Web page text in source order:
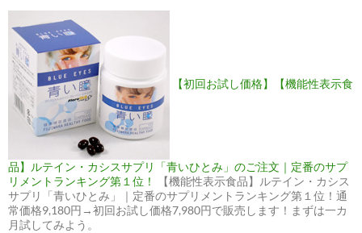
【初回お試し価格】【機能性表示食
品】ルテイン・カシスサプリ「青いひとみ」のご注文｜定番のサプ
リメントランキング第１位！
【機能性表示食品】ルテイン・カシス
サプリ「青いひとみ」｜定番のサプリメントランキング第１位！通
常価格9,180円→初回お試し価格7,980円で販売します！まずは一カ
月試してみよう。